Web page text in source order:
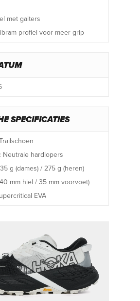
met gaiters
profiel voor meer grip
SPECIFICATIES
Neutrale hardlopers
g (dames) / 275 g (heren)
mm hiel / 35 mm voorvoet)
EVA